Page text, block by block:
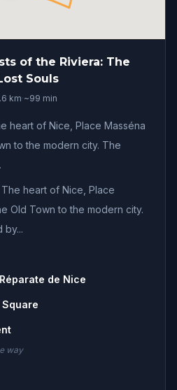
of the Riviera: The
Souls
km·~99 min
heart of Nice, Place Masséna
to the modern city. The
The heart of Nice, Place
Old Town to the modern city.
by...
de Nice
way